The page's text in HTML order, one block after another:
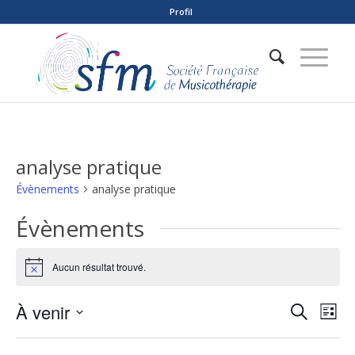
Profil
analyse pratique
Évènements analyse pratique
Évènements
Notice Aucun résultat trouvé.
et
Recherche
de
Liste
À venir
Sélectionnez